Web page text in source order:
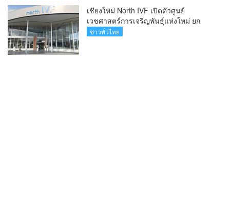
เชียงใหม่ North IVF เปิดตัวศูนย์
เวชศาสตร์การเจริญพันธุ์แห่งใหม่ ยก
ระดับเชียงใหม่สู่ ศูนย์กลางการรักษาผู้มี
ข่าวทั่วไทย